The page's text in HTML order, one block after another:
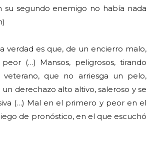
su segundo enemigo no había nada
verdad es que, de un encierro malo,
(…) Mansos, peligrosos, tirando
veterano, que no arriesga un pelo,
derechazo alto altivo, saleroso y se
(…) Mal en el primero y peor en el
de pronóstico, en el que escuchó